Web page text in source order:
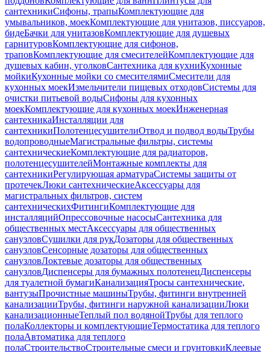
сантехникиСифоны, трапыКомплектующие для
умывальников, моекКомплектующие для унитазов, писсуаров,
бидеБачки для унитазовКомплектующие для душевых
гарнитуровКомплектующие для сифонов,
траповКомплектующие для смесителейКомплектующие для
душевых кабин, уголковСантехника для кухниКухонные
мойкиКухонные мойки со смесителямиСмесители для
кухонных моекИзмельчители пищевых отходовСистемы для
очистки питьевой водыСифоны для кухонных
моекКомплектующие для кухонных моекИнженерная
сантехникаИнсталляции для
сантехникиПолотенцесушителиОтвод и подвод водыТрубы
водопроводныеМагистральные фильтры, системы
сантехническиеКомплектующие для радиаторов,
полотенцесушителейМонтажные комплекты для
сантехникиРегулирующая арматураСистемы защиты от
протечекЛюки сантехническиеАксессуары для
магистральных фильтров, систем
сантехническихФитингиКомплектующие для
инсталляцийОпрессовочные насосыСантехника для
общественных местАксессуары для общественных
санузловСушилки для рукДозаторы для общественных
санузловСенсорные дозаторы для общественных
санузловЛоктевые дозаторы для общественных
санузловДиспенсеры для бумажных полотенецДиспенсеры
для туалетной бумагиКанализацияТросы сантехнические,
вантузыПрочистные машиныТрубы, фитинги внутренней
канализацииТрубы, фитинги наружной канализацииЛюки
канализационныеТеплый пол водянойТрубы для теплого
полаКоллекторы и комплектующиеТермостатика для теплого
полаАвтоматика для теплого
полаСтроительствоСтроительные смеси и грунтовкиКлеевые